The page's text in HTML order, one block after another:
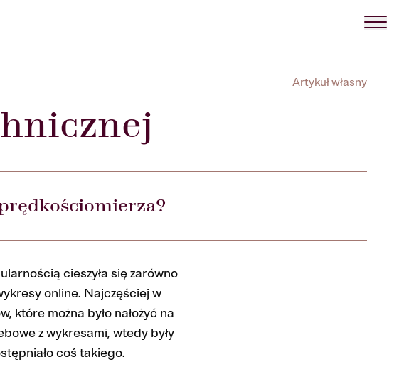
Artykuł własny
cieszyła się zarówno
online. Najczęściej w
które można było nałożyć na
z wykresami, wtedy były
coś takiego.